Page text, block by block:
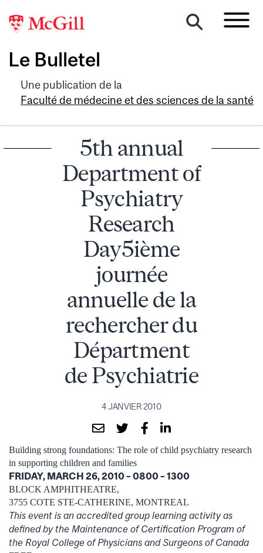
Le Bulletel
Une publication de la
Faculté de médecine et des sciences de la santé
5th annual
Department of
Psychiatry
Research
Day5ième
journée
annuelle de la
rechercher du
Départment
de Psychiatrie
4 JANVIER 2010
Building strong foundations: The role of child psychiatry research
in supporting children and families
FRIDAY, MARCH 26, 2010 – 0800 – 1300
BLOCK AMPHITHEATRE,
3755 COTE STE-CATHERINE, MONTREAL
This event is an accredited group learning activity as
defined by the Maintenance of Certification Program of
the Royal College of Physicians and Surgeons of Canada